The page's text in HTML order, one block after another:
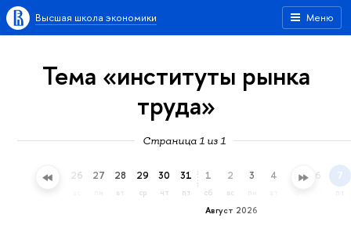
Меню
Высшая школа экономики
Тема «институты рынка
труда»
Страница 1 из 1
25 26 27 28
вт
29
ср
30
чт
31
пт
Август 2026
1
сб
2
вс
3 4 5 6 7
пт